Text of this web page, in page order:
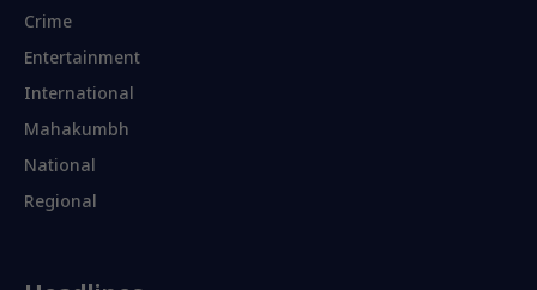
Crime
Entertainment
International
Mahakumbh
National
Regional